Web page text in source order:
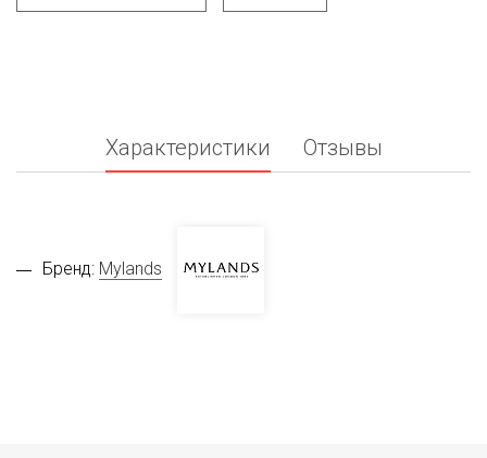
Характеристики Отзывы
Бренд: Mylands